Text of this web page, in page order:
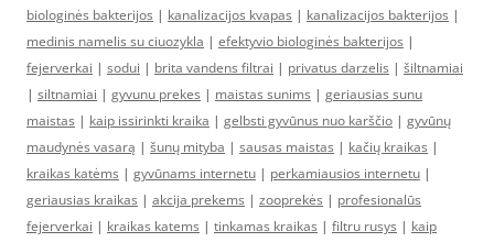
biologinės bakterijos | kanalizacijos kvapas | kanalizacijos bakterijos |
medinis namelis su ciuozykla | efektyvio biologinės bakterijos |
fejerverkai | sodui | brita vandens filtrai | privatus darzelis | šiltnamiai
| siltnamiai | gyvunu prekes | maistas sunims | geriausias sunu
maistas | kaip issirinkti kraika | gelbsti gyvūnus nuo karščio | gyvūnų
maudynės vasarą | šunų mityba | sausas maistas | kačių kraikas |
kraikas katėms | gyvūnams internetu | perkamiausios internetu |
geriausias kraikas | akcija prekems | zooprekės | profesionalūs
fejerverkai | kraikas katems | tinkamas kraikas | filtru rusys | kaip